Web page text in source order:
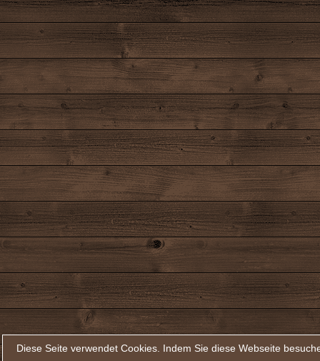
Diese Seite verwendet Cookies. Indem Sie diese Webseite